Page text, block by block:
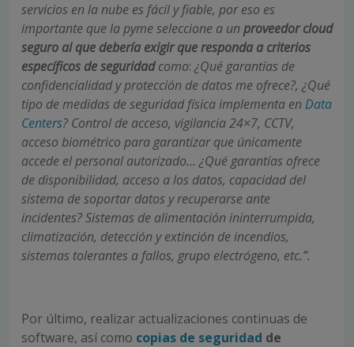
servicios en la nube es fácil y fiable, por eso es
importante que la pyme seleccione a unproveedor cloud
seguro al que debería exigir que responda a criterios
específicos de seguridadcomo: ¿Qué garantías de
confidencialidad y protección de datos me ofrece?, ¿Qué
tipo de medidas de seguridad física implementa enData
Centers? Control de acceso, vigilancia 24×7, CCTV,
acceso biométrico para garantizar que únicamente
accede el personal autorizado… ¿Qué garantías ofrece
de disponibilidad, acceso a los datos, capacidad del
sistema de soportar datos y recuperarse ante
incidentes? Sistemas de alimentación ininterrumpida,
climatización, detección y extinción de incendios,
sistemas tolerantes a fallos, grupo electrógeno, etc.”.
Por último, realizar actualizaciones continuas de
software, así como copias de seguridad de